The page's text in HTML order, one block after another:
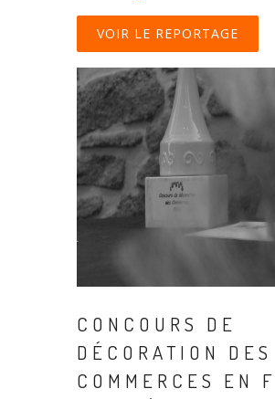
VOIR LE REPORTAGE
CONCOURS DE
DÉCORATION DES
COMMERCES EN